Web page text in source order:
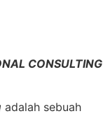
CONSULTING
adalah sebuah